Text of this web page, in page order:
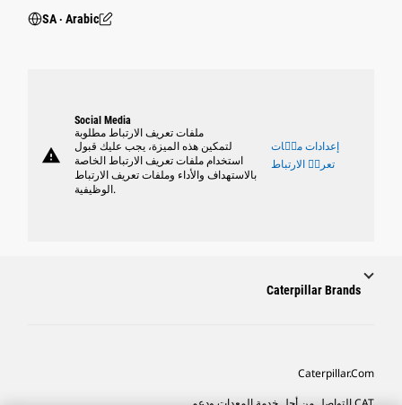
SA ‧ Arabic
warning
Social Media
ملفات تعريف الارتباط مطلوبة
لتمكين هذه الميزة، يجب عليك قبول
استخدام ملفات تعريف الارتباط الخاصة
بالاستهداف والأداء وملفات تعريف الارتباط
الوظيفية.
إعدادات ملٝات
تعريٝ الارتباط
Caterpillar Brands
Caterpillar.com